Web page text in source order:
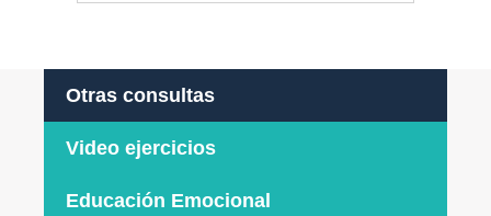
Otras consultas
Video ejercicios
Educación Emocional